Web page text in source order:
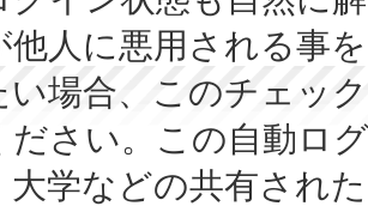
他人に悪用される事
い場合、このチェッ
ださい。この自動ロ
大学などの共有され